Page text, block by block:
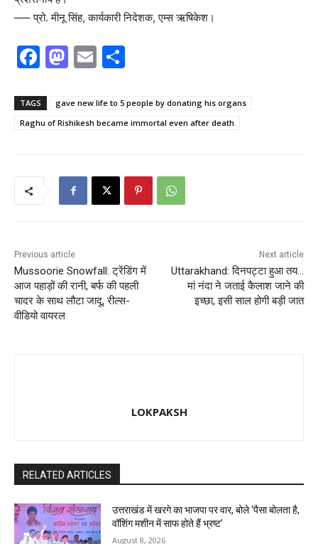
—– प्रो. मीनू सिंह, कार्यकारी निदेशक, एम्स ऋषिकेश।
F
c
e
M
st
o
o
n
E
ai
l
ar
e
TAGS
gave new life to 5 people by donating his organs
Raghu of Rishikesh became immortal even after death
Previous article
Mussoorie Snowfall: ट्रेंडिंग में
आज पहाड़ों की रानी, बर्फ की पहली
चादर के साथ लौटा जादू, रील्स-
वीडियो वायरल
Next article
Uttarakhand: दिनपट्टा हुआ तय…
मां नंदा ने जताई कैलाश जाने की
इच्छा, इसी साल होगी बड़ी जात
LOKPAKSH
RELATED ARTICLES
उत्तराखंड में खरगे का भाजपा पर वार, बोले ‘पैसा बोलता है,
वॉशिंग मशीन में साफ होते हैं भ्रष्ट’
August 8, 2026